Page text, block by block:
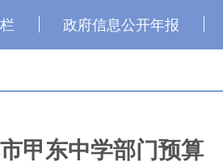
政府信息公开年报
甲东中学部门预算